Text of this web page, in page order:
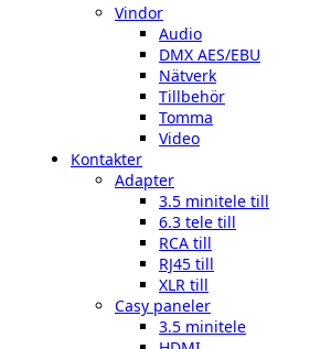
Vindor
Audio
DMX AES/EBU
Nätverk
Tillbehör
Tomma
Video
Kontakter
Adapter
3.5 minitele till
6.3 tele till
RCA till
RJ45 till
XLR till
Casy paneler
3.5 minitele